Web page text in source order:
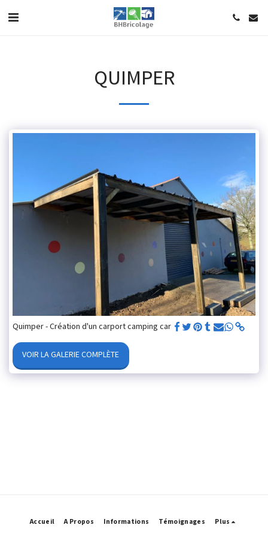
QUIMPER
Quimper - Création d'un carport camping car
VOIR LA GALERIE COMPLÈTE
Accueil A Propos Informations Témoignages Plus